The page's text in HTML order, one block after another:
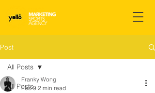
Post
All Posts
All Posts
Franky Wong
Feb 9 2 min read